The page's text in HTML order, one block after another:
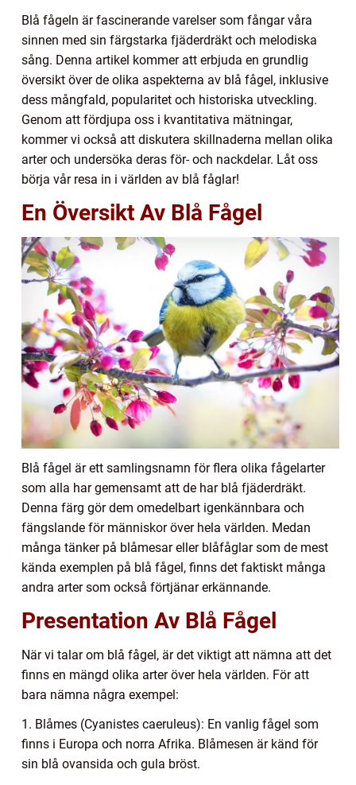
Blå fågeln är fascinerande varelser som fångar våra
sinnen med sin färgstarka fjäderdräkt och melodiska
sång. Denna artikel kommer att erbjuda en grundlig
översikt över de olika aspekterna av blå fågel, inklusive
dess mångfald, popularitet och historiska utveckling.
Genom att fördjupa oss i kvantitativa mätningar,
kommer vi också att diskutera skillnaderna mellan olika
arter och undersöka deras för- och nackdelar. Låt oss
börja vår resa in i världen av blå fåglar!
En Översikt Av Blå Fågel
Blå fågel är ett samlingsnamn för flera olika fågelarter
som alla har gemensamt att de har blå fjäderdräkt.
Denna färg gör dem omedelbart igenkännbara och
fängslande för människor över hela världen. Medan
många tänker på blåmesar eller blåfåglar som de mest
kända exemplen på blå fågel, finns det faktiskt många
andra arter som också förtjänar erkännande.
Presentation Av Blå Fågel
När vi talar om blå fågel, är det viktigt att nämna att det
finns en mängd olika arter över hela världen. För att
bara nämna några exempel:
1. Blåmes (Cyanistes caeruleus): En vanlig fågel som
finns i Europa och norra Afrika. Blåmesen är känd för
sin blå ovansida och gula bröst.